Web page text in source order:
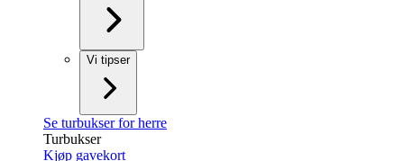
Vi tipser
Se turbukser for herre
Turbukser
Kjøp gavekort